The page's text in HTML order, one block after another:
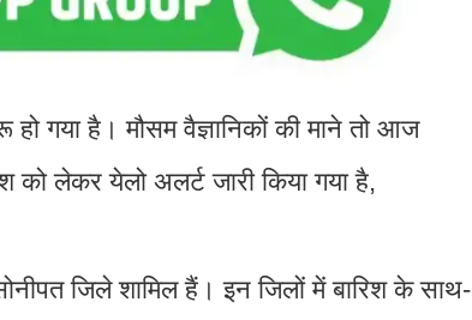
गया है। मौसम वैज्ञानिकों की माने तो आज
को लेकर येलो अलर्ट जारी किया गया है,
जिले शामिल हैं। इन जिलों में बारिश के साथ-